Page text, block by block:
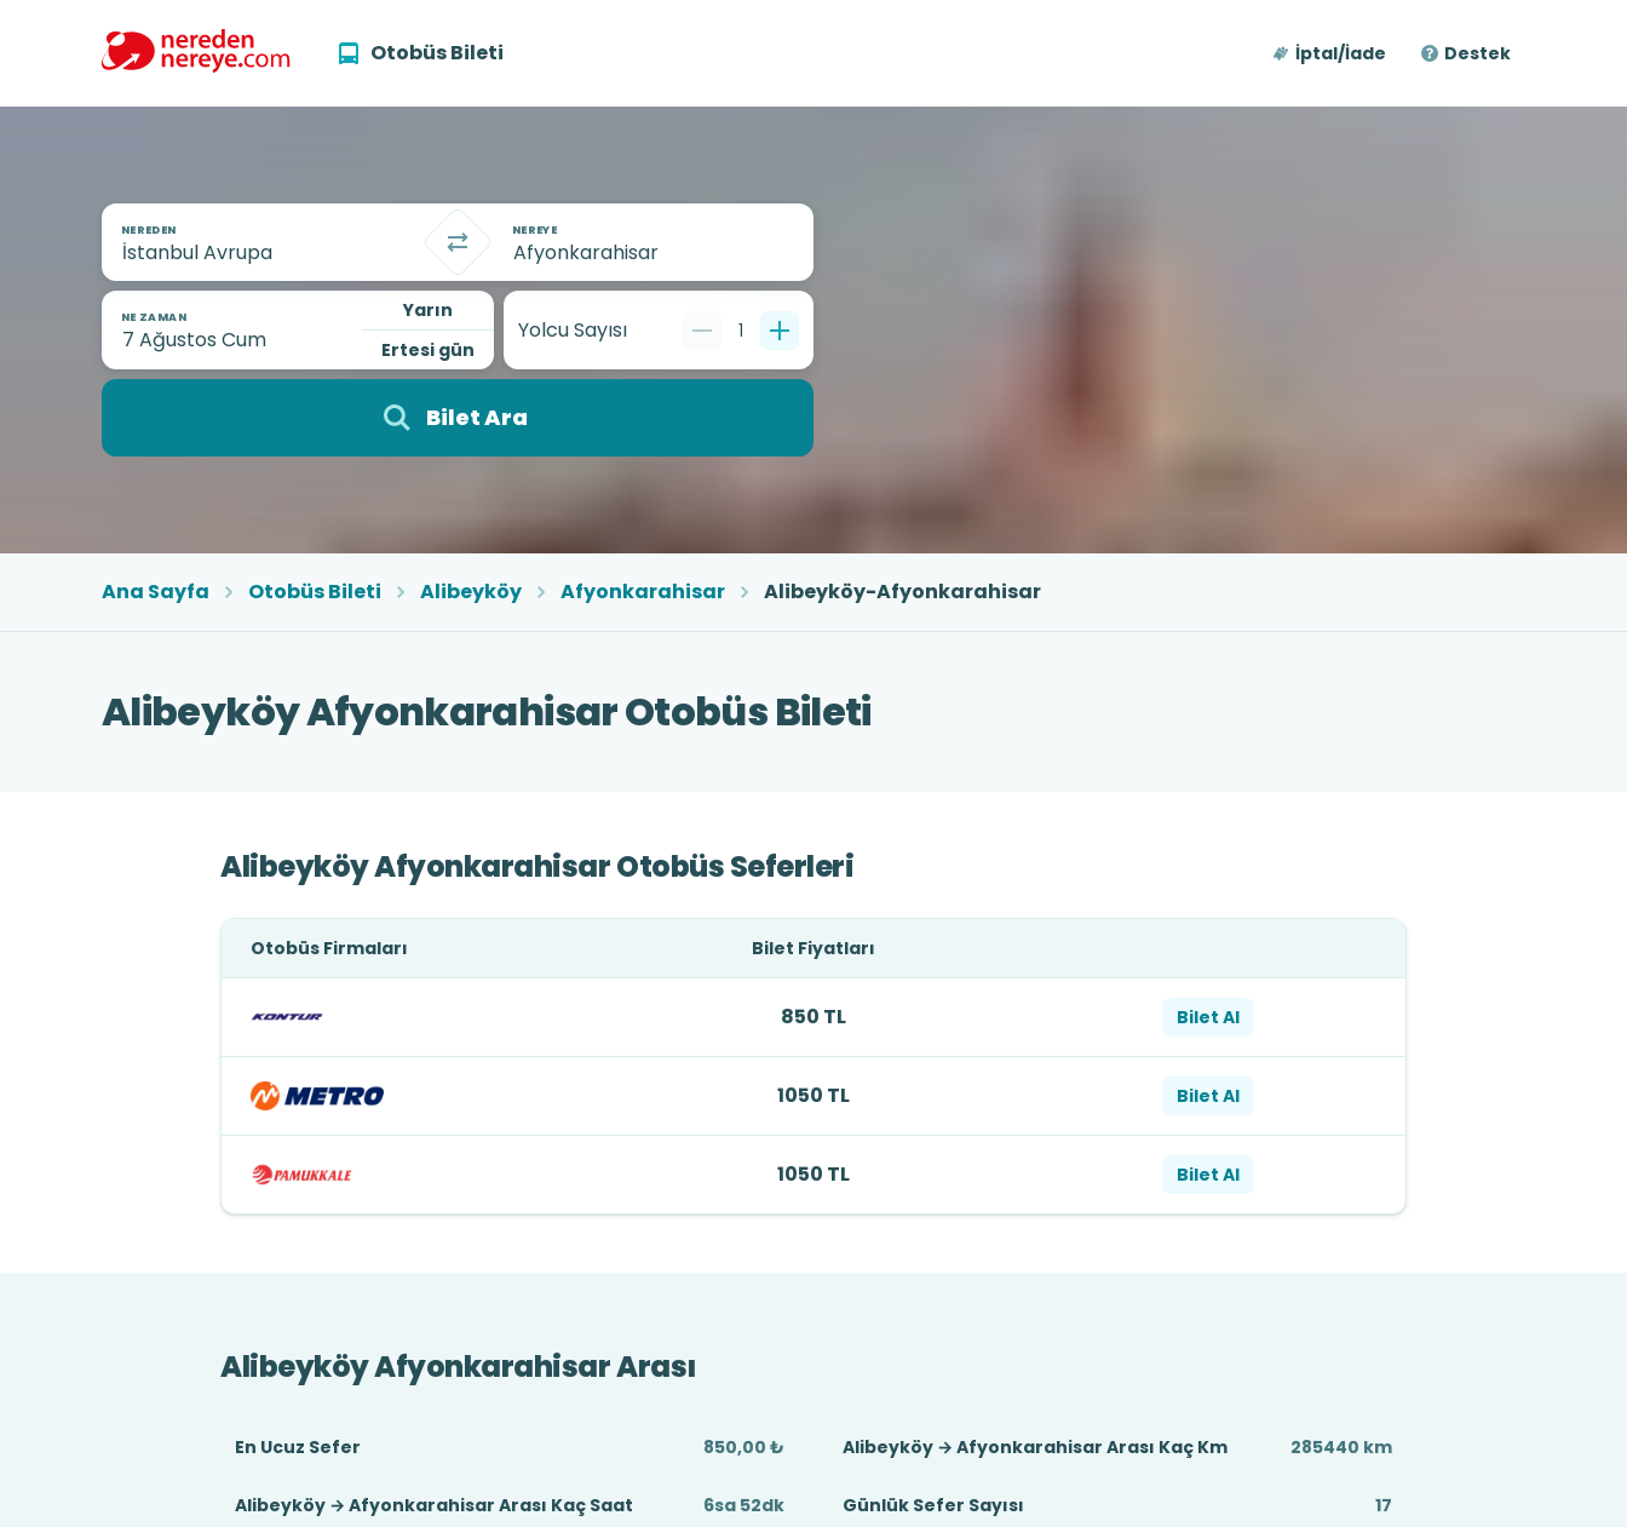
Otobüs Bileti İptal/İade Destek
NEREDEN NEREYE
NE ZAMAN
Yarın
Ertesi gün
Yolcu Sayısı 1
Bilet Ara
Ana Sayfa Otobüs Bileti Alibeyköy Afyonkarahisar Alibeyköy-Afyonkarahisar
Alibeyköy Afyonkarahisar Otobüs Bileti
Alibeyköy Afyonkarahisar Otobüs Seferleri
Otobüs Firmaları Bilet Fiyatları
850 TL Bilet Al
1050 TL Bilet Al
1050 TL Bilet Al
Alibeyköy Afyonkarahisar Arası
En Ucuz Sefer 850,00 ₺ Alibeyköy → Afyonkarahisar Arası Kaç Km 285440 km
Alibeyköy → Afyonkarahisar Arası Kaç Saat 6sa 52dk Günlük Sefer Sayısı 17